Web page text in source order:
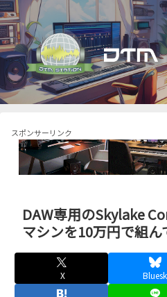
スポンサーリンク
DAW専用のSkylake
マシンを10万円で組ん
X